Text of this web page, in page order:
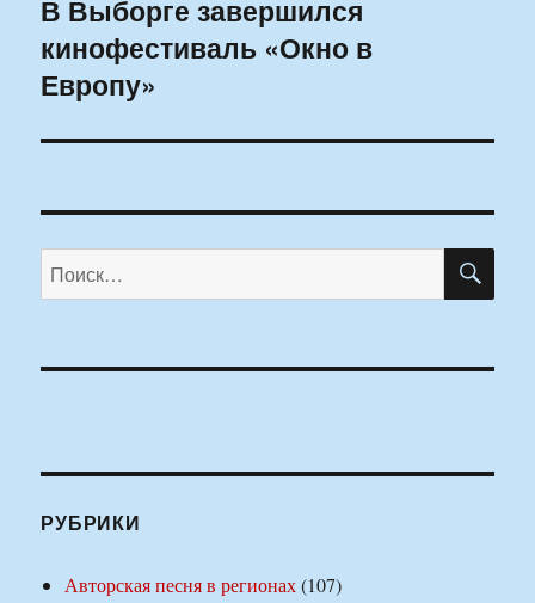
Следующая
запись:
В Выборге завершился
кинофестиваль «Окно в
Европу»
Искать:
РУБРИКИ
Авторская песня в регионах(107)